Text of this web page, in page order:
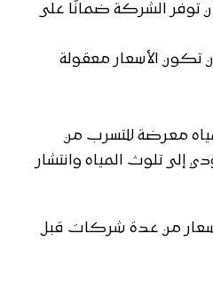
توفر الشركة ضمانًا على
تكون الأسعار معقولة
معرضة للتسرب من
إلى تلوث المياه وانتشار
من عدة شركات قبل